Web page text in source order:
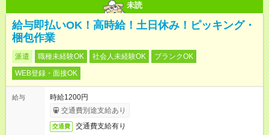
未読
給与即払いOK！高時給！土日休み！ピッキング・
梱包作業
派遣 職種未経験OK 社会人未経験OK
ブランクOK
WEB登録・面接OK
給与
時給1200円
交通費別途支給あり
交通費 交通費支給有り